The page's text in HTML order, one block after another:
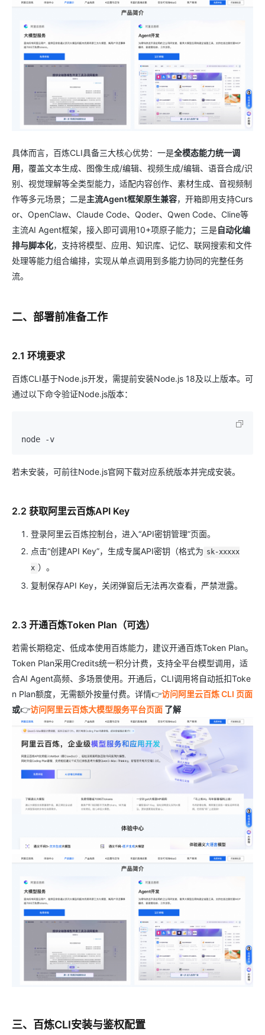
具体而言，百炼CLI具备三大核心优势：一是全模态能力统一调
用，覆盖文本生成、图像生成/编辑、视频生成/编辑、语音合成/识
别、视觉理解等全类型能力，适配内容创作、素材生成、音视频制
作等多元场景；二是主流Agent框架原生兼容，开箱即用支持Curs
or、OpenClaw、Claude Code、Qoder、Qwen Code、Cline等
主流AI Agent框架，接入即可调用10+项原子能力；三是自动化编
排与脚本化，支持将模型、应用、知识库、记忆、联网搜索和文件
处理等能力组合编排，实现从单点调用到多能力协同的完整任务
流。
二、部署前准备工作
2.1 环境要求
百炼CLI基于Node.js开发，需提前安装Node.js 18及以上版本。可
通过以下命令验证Node.js版本：
若未安装，可前往Node.js官网下载对应系统版本并完成安装。
2.2 获取阿里云百炼API Key
登录阿里云百炼控制台，进入“API密钥管理”页面。
点击“创建API Key”，生成专属API密钥（格式为 sk-xxxxx
x ）。
复制保存API Key，关闭弹窗后无法再次查看，严禁泄露。
2.3 开通百炼Token Plan（可选）
若需长期稳定、低成本使用百炼能力，建议开通百炼Token Plan。
Token Plan采用Credits统一积分计费，支持全平台模型调用，适
合AI Agent高频、多场景使用。开通后，CLI调用将自动抵扣Toke
n Plan额度，无需额外按量付费。详情👉访问阿里云百炼 CLI 页面
或👉访问阿里云百炼大模型服务平台页面 了解
三、百炼CLI安装与鉴权配置